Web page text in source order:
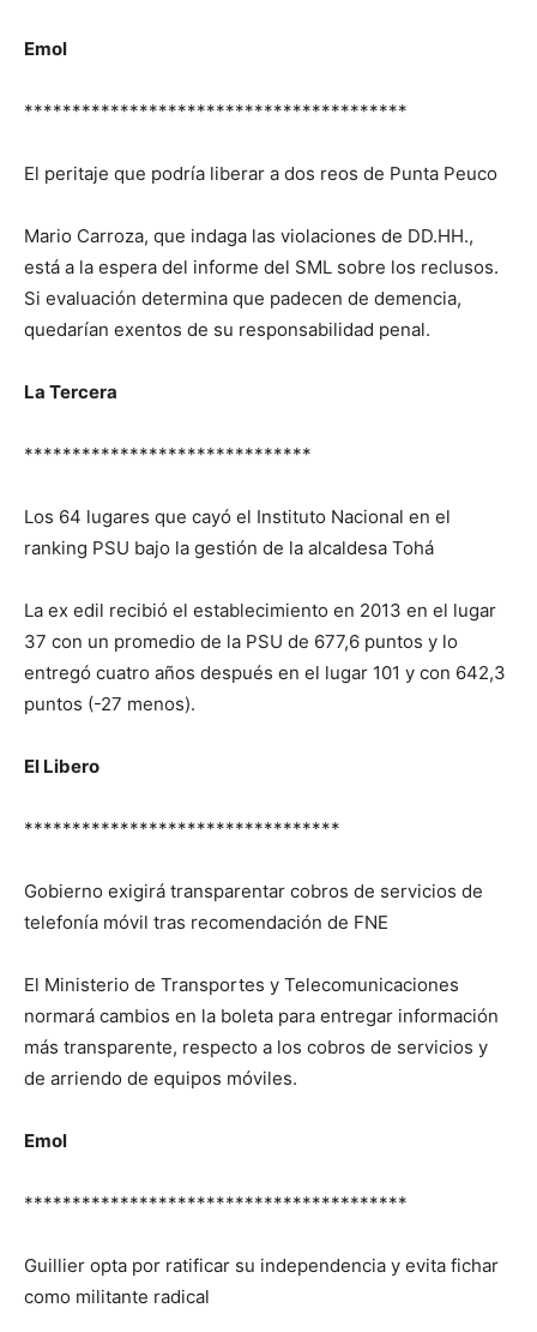
Emol
****************************************
El peritaje que podría liberar a dos reos de Punta Peuco
Mario Carroza, que indaga las violaciones de DD.HH.,
está a la espera del informe del SML sobre los reclusos.
Si evaluación determina que padecen de demencia,
quedarían exentos de su responsabilidad penal.
La Tercera
******************************
Los 64 lugares que cayó el Instituto Nacional en el
ranking PSU bajo la gestión de la alcaldesa Tohá
La ex edil recibió el establecimiento en 2013 en el lugar
37 con un promedio de la PSU de 677,6 puntos y lo
entregó cuatro años después en el lugar 101 y con 642,3
puntos (-27 menos).
El Libero
*********************************
Gobierno exigirá transparentar cobros de servicios de
telefonía móvil tras recomendación de FNE
El Ministerio de Transportes y Telecomunicaciones
normará cambios en la boleta para entregar información
más transparente, respecto a los cobros de servicios y
de arriendo de equipos móviles.
Emol
****************************************
Guillier opta por ratificar su independencia y evita fichar
como militante radical